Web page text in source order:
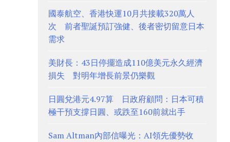
國泰航空、香港快運10月共接載320萬人
次 前者聖誕預訂強健、後者密切留意日本
需求
美財長：43日停擺造成110億美元永久經濟
損失 對明年增長前景仍樂觀
日圓兌港元4.97算 日政府顧問：日本可積
極干預支撐日圓、或跌至160前就出手
Sam Altman內部信曝光：AI領先優勢收